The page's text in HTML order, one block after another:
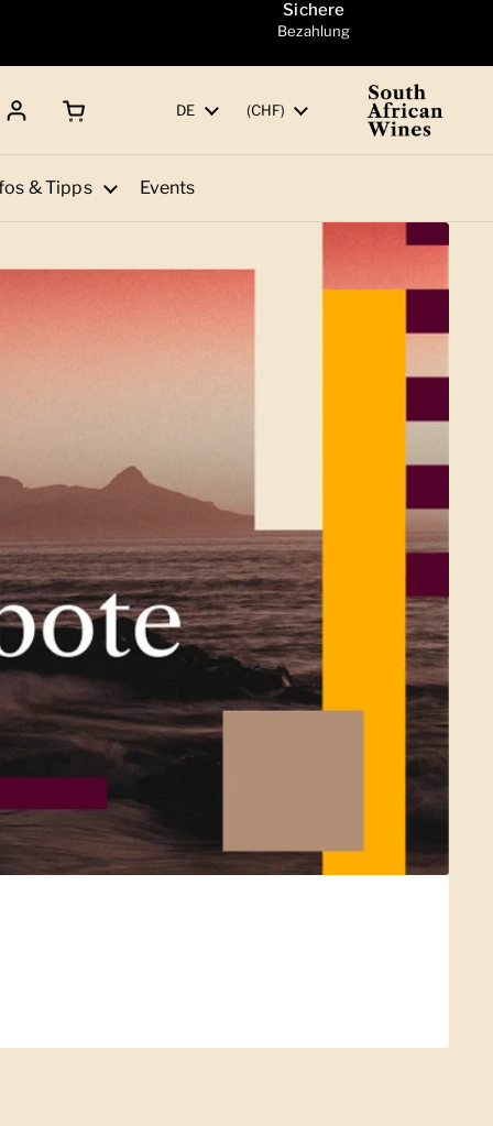
Sichere
Bezahlung
Sprache
DE Land/Region
(CHF)
& Tipps Events